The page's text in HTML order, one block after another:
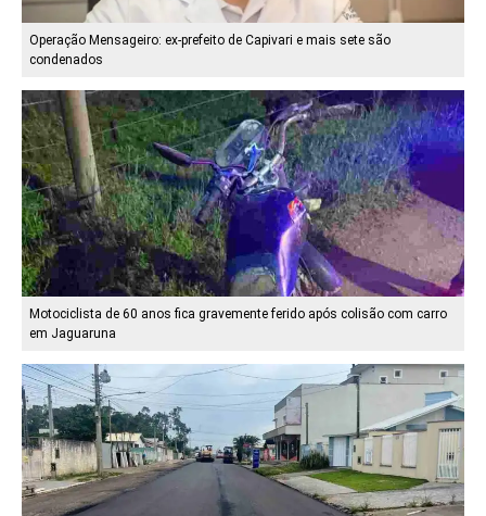
Operação Mensageiro: ex-prefeito de Capivari e mais sete são
condenados
Motociclista de 60 anos fica gravemente ferido após colisão com carro
em Jaguaruna